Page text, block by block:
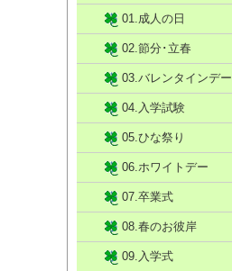
01.成人の日
02.節分･立春
03.バレンタインデー
04.入学試験
05.ひな祭り
06.ホワイトデー
07.卒業式
08.春のお彼岸
09.入学式